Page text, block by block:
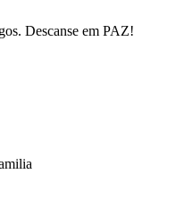
Descanse em PAZ!